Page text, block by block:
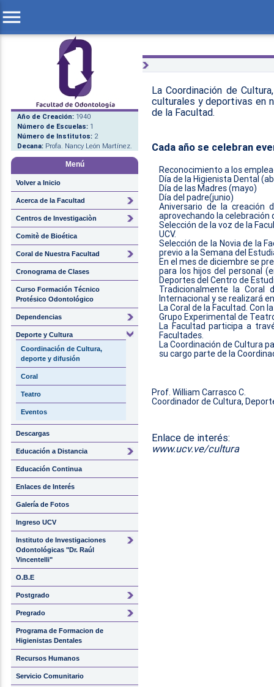
menu
Año de Creación: 1940
Número de Escuelas: 1
Número de Institutos: 2
Decana: Profa. Nancy León Martínez.
Menú
Volver a Inicio
Acerca de la Facultad
Centros de Investigaciòn
Comitè de Bioética
Coral de Nuestra Facultad
Cronograma de Clases
Curso Formación Técnico
Protésico Odontológico
Dependencias
Deporte y Cultura
Coordinación de Cultura,
deporte y difusión
Coral
Teatro
Eventos
Descargas
Educación a Distancia
Educación Continua
Enlaces de Interés
Galería de Fotos
Ingreso UCV
Instituto de Investigaciones
Odontológicas "Dr. Raúl
Vincentelli"
O.B.E
Postgrado
Pregrado
Programa de Formacion de
Higienistas Dentales
Recursos Humanos
Servicio Comunitario
La Coordinación de
culturales y deportivas en
de la Facultad.
Cada año se celebran
Reconocimiento a los
Día de la Higienista Dental
Día de las Madres (mayo)
Día del padre(junio)
Aniversario de la creación
aprovechando la celebración
Selección de la voz de la
UCV.
Selección de la Novia de la
previo a la Semana del
En el mes de diciembre se
para los hijos del personal
Deportes del Centro de
Tradicionalmente la Coral
Internacional y se realizará
La Coral de la Facultad. Con
Grupo Experimental de
La Facultad participa a
Facultades.
La Coordinación de Cultura
su cargo parte de la
Prof. William Carrasco C.
Coordinador de Cultura,
Enlace de interés:
www.ucv.ve/cultura